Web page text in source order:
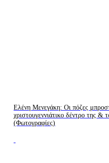
Ελένη Μενεγάκη: Οι πόζες
χριστουγεννιάτικο δέντρο της &
(Φωτογραφίες)